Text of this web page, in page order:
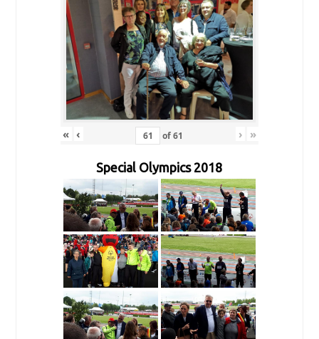
« ‹ of61 › »
Special Olympics 2018